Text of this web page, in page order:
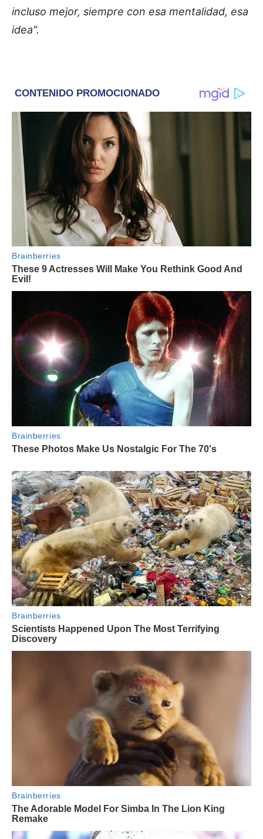
incluso mejor, siempre con esa mentalidad, esa
idea".